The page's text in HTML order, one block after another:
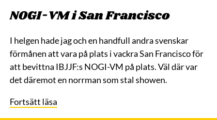
NOGI-VM i San Francisco
I helgen hade jag och en handfull andra svenskar
förmånen att vara på plats i vackra San Francisco för
att bevittna IBJJF:s NOGI-VM på plats. Väl där var
det däremot en norrman som stal showen.
Fortsätt läsa